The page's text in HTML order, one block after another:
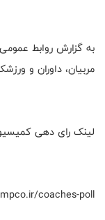
به گزارش روابط
مربیان، داوران و
لینک رای دهی
coaches-poll